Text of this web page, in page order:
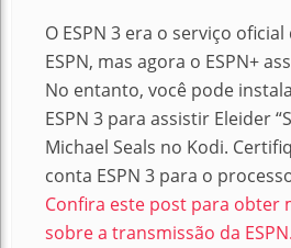
O ESPN 3 era o serviço
ESPN, mas agora o ESPN+
No entanto, você pode
ESPN 3 para assistir Eleider
Michael Seals no Kodi.
conta ESPN 3 para o
Confira este post para obter
sobre a transmissão da ESPN.